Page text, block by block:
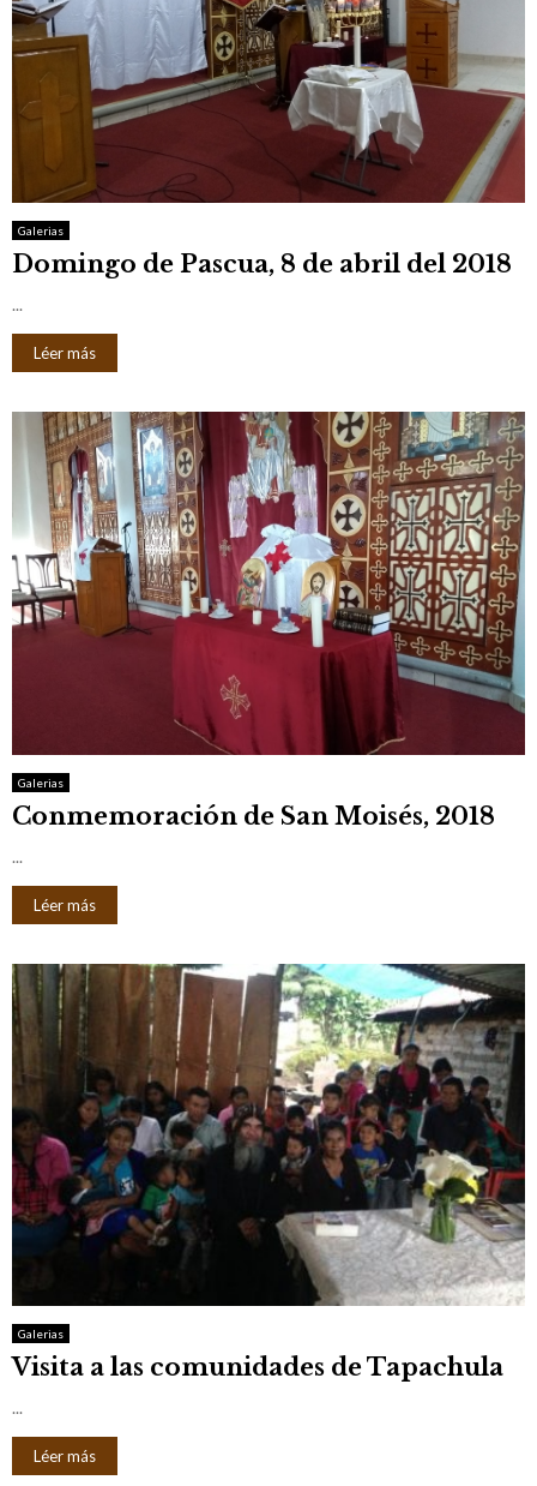
Galerias
Domingo de Pascua, 8 de abril del 2018
...
Léer más
Galerias
Conmemoración de San Moisés, 2018
...
Léer más
Galerias
Visita a las comunidades de Tapachula
...
Léer más